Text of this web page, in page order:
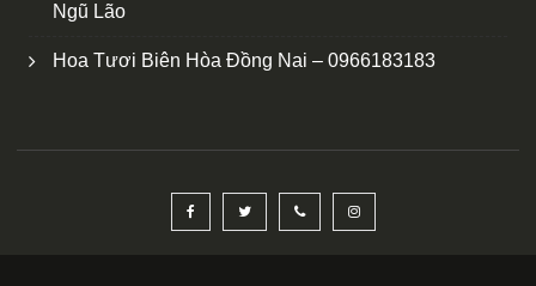
Ngũ Lão
Hoa Tươi Biên Hòa Đồng Nai – 0966183183